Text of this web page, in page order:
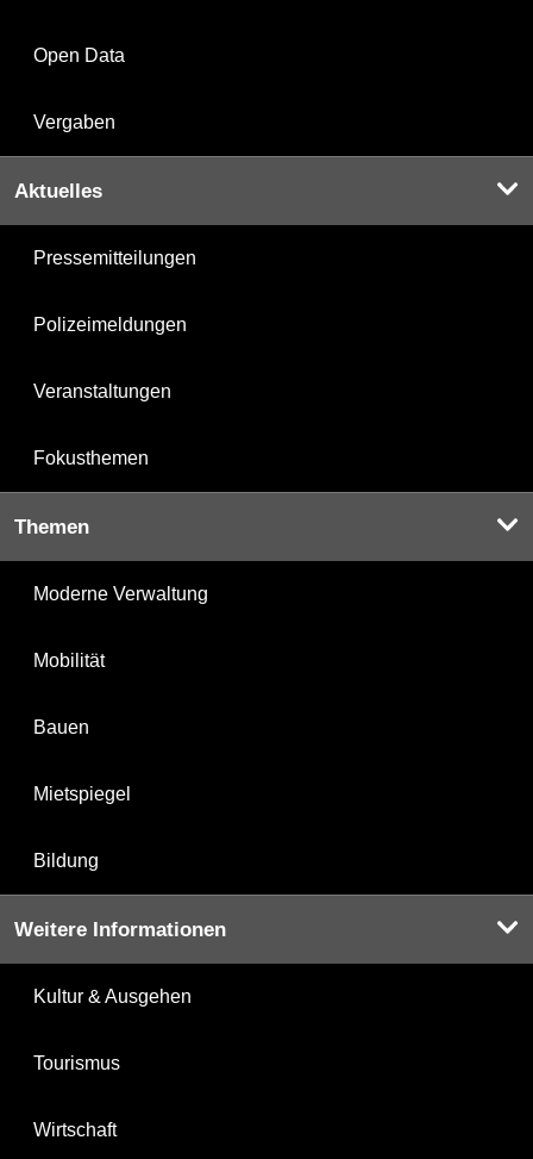
Open Data
Vergaben
Aktuelles
Pressemitteilungen
Polizeimeldungen
Veranstaltungen
Fokusthemen
Themen
Moderne Verwaltung
Mobilität
Bauen
Mietspiegel
Bildung
Weitere Informationen
Kultur & Ausgehen
Tourismus
Wirtschaft